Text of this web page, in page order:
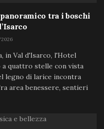
tra i boschi
in Val d'Isarco, l'Hotel
quattro stelle con vista
legno di larice incontra
area benessere, sentieri